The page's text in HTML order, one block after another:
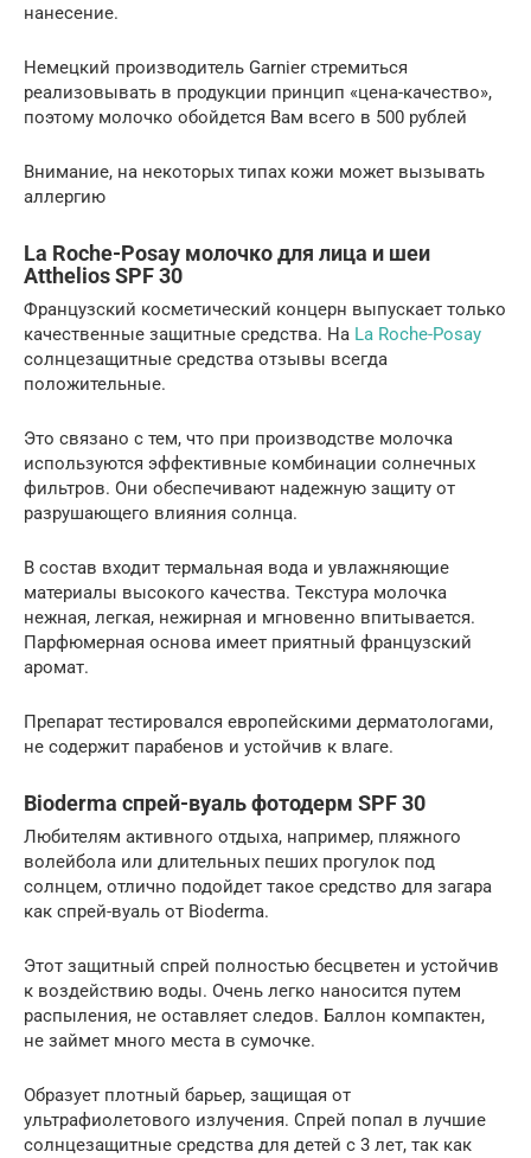
нанесение.
Немецкий производитель Garnier стремиться
реализовывать в продукции принцип «цена-качество»,
поэтому молочко обойдется Вам всего в 500 рублей
Внимание, на некоторых типах кожи может вызывать
аллергию
La Roche-Posay молочко для лица и шеи
Atthelios SPF 30
Французский косметический концерн выпускает только
качественные защитные средства. На La Roche-Posay
солнцезащитные средства отзывы всегда
положительные.
Это связано с тем, что при производстве молочка
используются эффективные комбинации солнечных
фильтров. Они обеспечивают надежную защиту от
разрушающего влияния солнца.
В состав входит термальная вода и увлажняющие
материалы высокого качества. Текстура молочка
нежная, легкая, нежирная и мгновенно впитывается.
Парфюмерная основа имеет приятный французский
аромат.
Препарат тестировался европейскими дерматологами,
не содержит парабенов и устойчив к влаге.
Bioderma спрей-вуаль фотодерм SPF 30
Любителям активного отдыха, например, пляжного
волейбола или длительных пеших прогулок под
солнцем, отлично подойдет такое средство для загара
как спрей-вуаль от Bioderma.
Этот защитный спрей полностью бесцветен и устойчив
к воздействию воды. Очень легко наносится путем
распыления, не оставляет следов. Баллон компактен,
не займет много места в сумочке.
Образует плотный барьер, защищая от
ультрафиолетового излучения. Спрей попал в лучшие
солнцезащитные средства для детей с 3 лет, так как